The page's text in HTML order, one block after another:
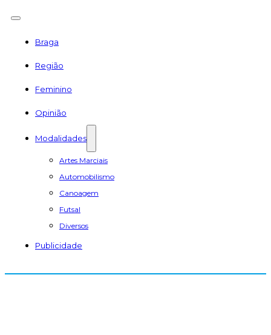
Braga
Região
Feminino
Opinião
Modalidades
Artes Marciais
Automobilismo
Canoagem
Futsal
Diversos
Publicidade